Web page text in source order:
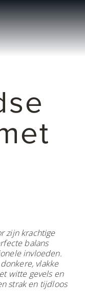
zijn krachtige
balans
invloeden.
vlakke
witte gevels en
strak en tijdloos